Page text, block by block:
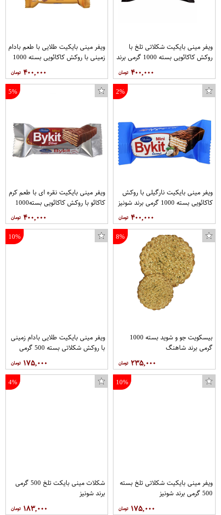
ویفر مینی بایکیت شکلاتی تلخ با
روکش کاکائویی بسته 1000 گرمی برند
۴۰۰,۰۰۰
ویفر مینی بایکیت طلایی با طعم بادام
زمینی با روکش کاکائویی بسته 1000
۴۰۰,۰۰۰
2%
ویفر مینی بایکیت نارگیلی با روکش
کاکائویی بسته 1000 گرمی برند شونیز
۴۰۰,۰۰۰
5%
ویفر مینی بایکیت نقره ای با طعم کرم
کاکائو با روکش کاکائویی بسته1000
۴۰۰,۰۰۰
8%
بیسکویت جو و شوید بسته 1000
گرمی برند شاهنگ
۲۳۵,۰۰۰
10%
ویفر مینی بایکیت طلایی بادام زمینی
با روکش شکلاتی بسته 500 گرمی
۱۷۵,۰۰۰
10%
ویفر مینی بایکیت شکلاتی تلخ بسته
500 گرمی برند شونیز
۱۷۵,۰۰۰
4%
شکلات مینی بایکت تلخ 500 گرمی
برند شونیز
۱۸۳,۰۰۰